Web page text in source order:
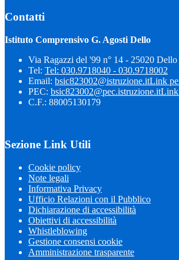
Contatti
Istituto Comprensivo G. Agosti Dello
Via Ragazzi del '99 n° 14 - 25020
Tel: Tel: 030.9718040 - 030.9718002
Email: bsic823002@istruzione.itLink
PEC: bsic823002@pec.istruzione.itLink
C.F.: 88005130179
Sezione Link Utili
Cookie policy
Note legali
Informativa Privacy
Ufficio Relazioni con il Pubblico
Dichiarazione di accessibilità
Obiettivi di accessibilità
Whistleblowing
Gestione consensi cookie
Amministrazione trasparente